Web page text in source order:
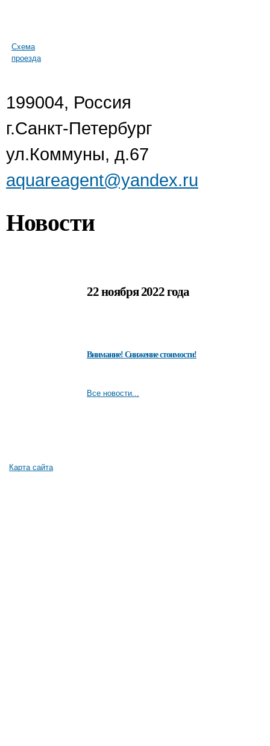
Схема
проезда
199004, Россия
г.Санкт-Петербург
ул.Коммуны, д.67
aquareagent@yandex.ru
Новости
22 ноября 2022 года
Внимание! Снижение стоимости!
Все новости...
Карта сайта